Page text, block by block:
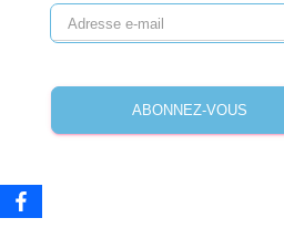
A
d
e
s
ABONNEZ-VOUS